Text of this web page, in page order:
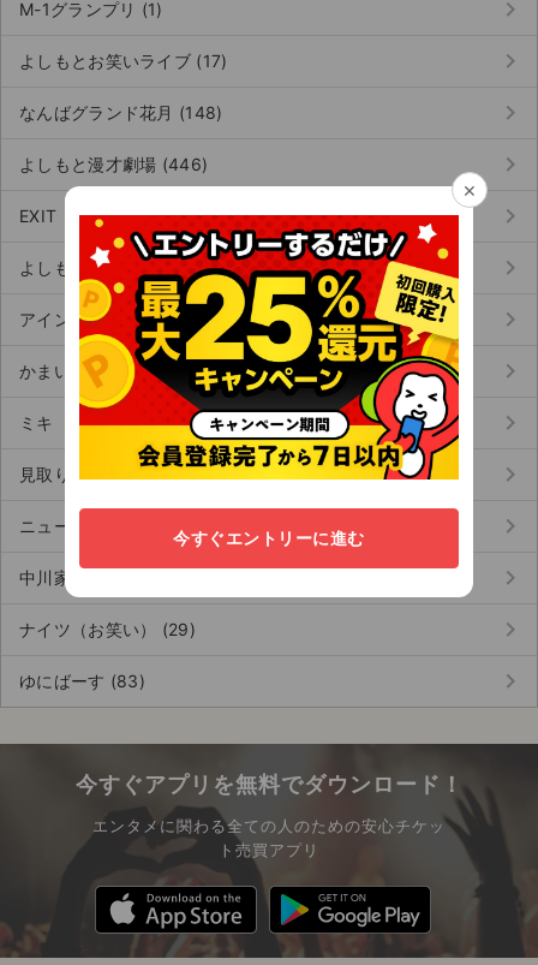
M-1グランプリ (1) keyboard_arrow_right
よしもとお笑いライブ (17) keyboard_arrow_right
なんばグランド花月 (148) keyboard_arrow_right
よしもと漫才劇場 (446) keyboard_arrow_right
EXIT（お笑い） (62) keyboard_arrow_right
よしもと幕張イオンモール劇場 (73) keyboard_arrow_right
アインシュタイン (106) keyboard_arrow_right
かまいたち（お笑い） (53) keyboard_arrow_right
ミキ（お笑い） (97) keyboard_arrow_right
見取り図 (71) keyboard_arrow_right
ニューヨーク（お笑い） (54) keyboard_arrow_right
中川家 (26) keyboard_arrow_right
ナイツ（お笑い） (29) keyboard_arrow_right
ゆにばーす (83) keyboard_arrow_right
今すぐアプリを無料でダウンロード！
エンタメに関わる全ての人のための安心チケッ
ト売買アプリ
×
今すぐエントリーに進む